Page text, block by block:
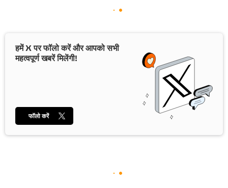
हमें X पर फॉलो करें और आपको सभी
महत्वपूर्ण खबरें मिलेंगी!
फॉलो करें